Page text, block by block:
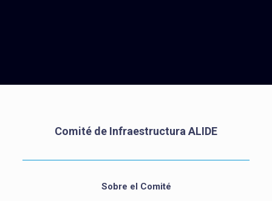
Comité de Infraestructura ALIDE
Sobre el Comité